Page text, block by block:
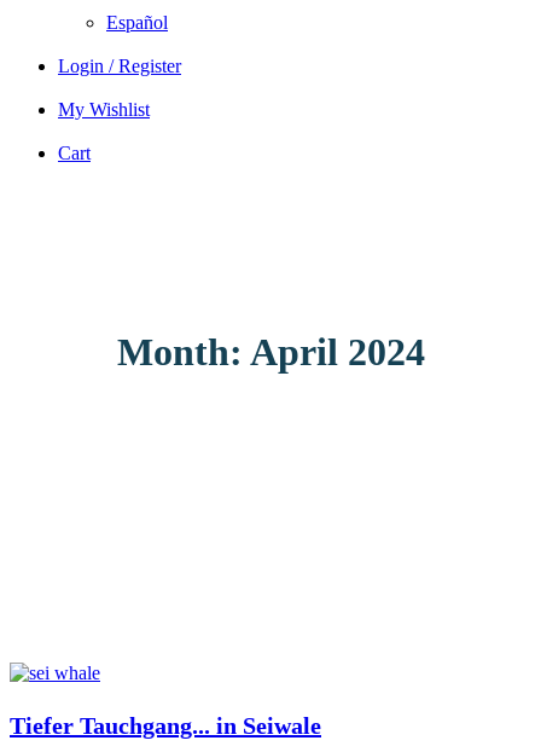
Español
Login / Register
My Wishlist
Cart
Month: April 2024
Tiefer Tauchgang... in Seiwale